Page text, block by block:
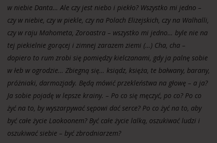
w niebie Danta… Ale czy jest niebo i piekło? Wszystko mi jedno –
czy w niebie, czy w piekle, czy na Polach Elizejskich, czy na Walhalli,
czy w raju Mahometa, Zoroastra – wszystko mi jedno… byle nie na
tej piekielnie gorącej i zimnej zarazem ziemi (…) Cha, cha –
dopiero to rum zrobi się pomiędzy kielczanami, gdy ja palnę sobie
w łeb w ogrodzie… Zbiegną się… ksiądz, księża, te bałwany, barany,
próżniaki, darmozjady. Będą mówić przekleństwa na głowę – a ja?
Ja sobie pojadę w lepsze krainy. – Po co się męczyć, po co? Po co
żyć na to, by wyszarpywać sępowi dać serce? Po co żyć na to, aby
być całe życie Laokoonem? Być całe życie lalką, oszukiwać ludzi i
oszukiwać siebie – być zbrodniarzem?